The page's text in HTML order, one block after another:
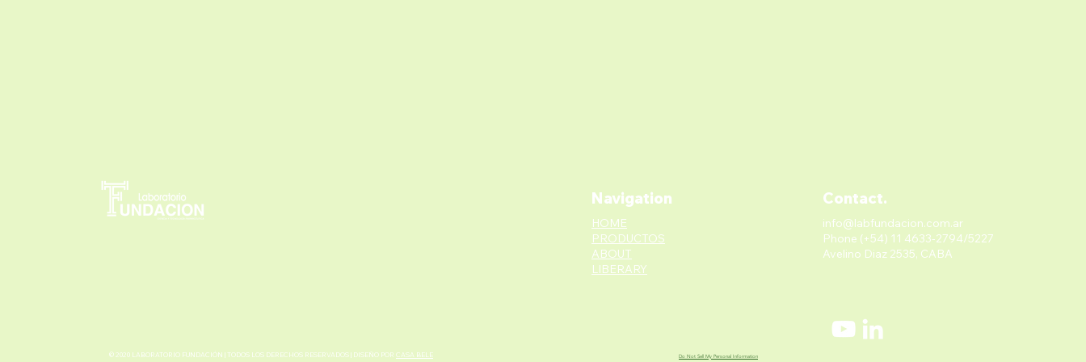
© 2020 LABORATORIO FUNDACIÓN | TODOS LOS DERECHOS RESERVADOS | DISEÑO POR CASA BELE
Navigation
HOME
PRODUCTOS
ABOUT
LIBERARY
Contact.
info@labfundacion.com.ar
Phone (+54) 11 4633-2794/5227
Avelino Diaz 2535, CABA
Do Not Sell My Personal Information